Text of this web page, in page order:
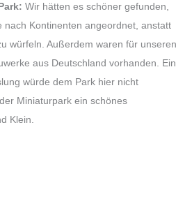
Wir hätten es schöner gefunden,
nach Kontinenten angeordnet, anstatt
würfeln. Außerdem waren für unseren
aus Deutschland vorhanden. Ein
würde dem Park hier nicht
Miniaturpark ein schönes
Klein.